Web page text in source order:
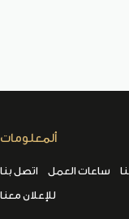
ألمعلومات
اتصل بنا ساعات العمل
للإعلان معنا